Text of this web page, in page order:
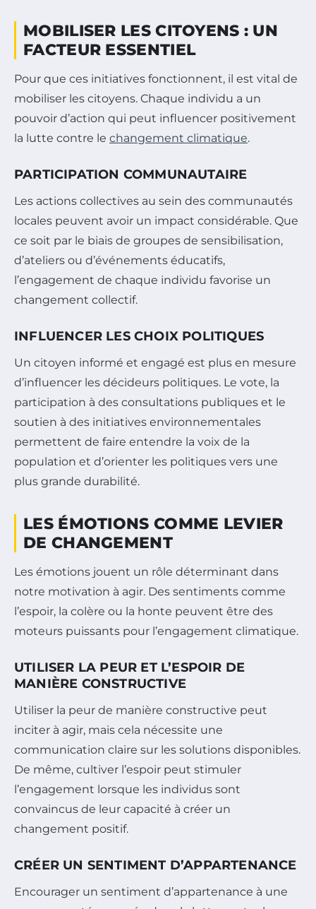
MOBILISER LES CITOYENS : UN
FACTEUR ESSENTIEL
Pour que ces initiatives fonctionnent, il est vital de
mobiliser les citoyens. Chaque individu a un
pouvoir d’action qui peut influencer positivement
la lutte contre le changement climatique.
PARTICIPATION COMMUNAUTAIRE
Les actions collectives au sein des communautés
locales peuvent avoir un impact considérable. Que
ce soit par le biais de groupes de sensibilisation,
d’ateliers ou d’événements éducatifs,
l’engagement de chaque individu favorise un
changement collectif.
INFLUENCER LES CHOIX POLITIQUES
Un citoyen informé et engagé est plus en mesure
d’influencer les décideurs politiques. Le vote, la
participation à des consultations publiques et le
soutien à des initiatives environnementales
permettent de faire entendre la voix de la
population et d’orienter les politiques vers une
plus grande durabilité.
LES ÉMOTIONS COMME LEVIER
DE CHANGEMENT
Les émotions jouent un rôle déterminant dans
notre motivation à agir. Des sentiments comme
l’espoir, la colère ou la honte peuvent être des
moteurs puissants pour l’engagement climatique.
UTILISER LA PEUR ET L’ESPOIR DE
MANIÈRE CONSTRUCTIVE
Utiliser la peur de manière constructive peut
inciter à agir, mais cela nécessite une
communication claire sur les solutions disponibles.
De même, cultiver l’espoir peut stimuler
l’engagement lorsque les individus sont
convaincus de leur capacité à créer un
changement positif.
CRÉER UN SENTIMENT D’APPARTENANCE
Encourager un sentiment d’appartenance à une